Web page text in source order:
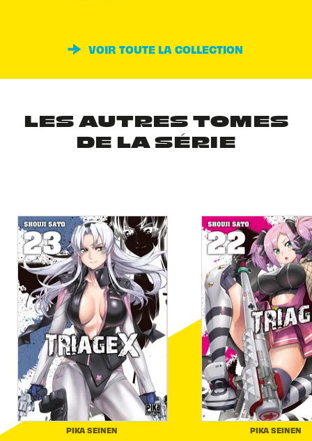
VOIR TOUTE LA COLLECTION
LES AUTRES TOMES
DE LA SÉRIE
PIKA SEINEN PIKA SEINEN